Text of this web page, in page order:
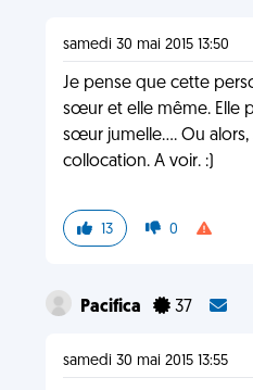
samedi 30 mai 2015 13:50
Je pense que cette
sœur et elle même. Elle
sœur jumelle.... Ou
collocation. A voir. :)
13 0
Pacifica 37
samedi 30 mai 2015 13:55